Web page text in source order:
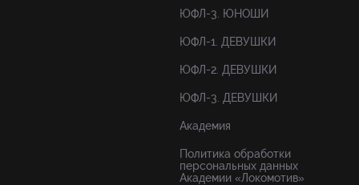
ЮФЛ-3. ЮНОШИ
ЮФЛ-1. ДЕВУШКИ
ЮФЛ-2. ДЕВУШКИ
ЮФЛ-3. ДЕВУШКИ
Академия
Политика обработки
персональных данных
Академии «Локомотив»